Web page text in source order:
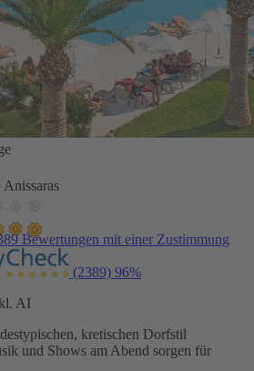
Bewertungen mit einer Zustimmung
(2389) 96%
AI
kretischen Dorfstil
und Shows am Abend sorgen für